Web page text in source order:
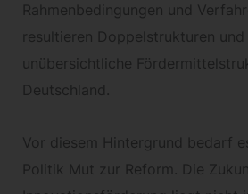
Rahmenbedingungen und
resultieren Doppelstrukturen und
unübersichtliche
Deutschland.
Vor diesem Hintergrund bedarf
Politik Mut zur Reform. Die